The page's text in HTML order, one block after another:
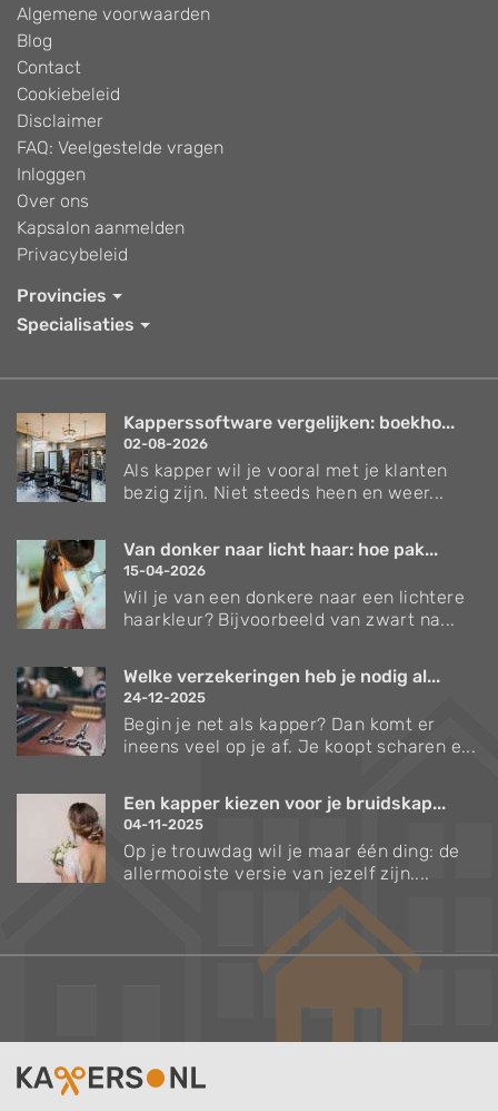
Algemene voorwaarden
Blog
Contact
Cookiebeleid
Disclaimer
FAQ: Veelgestelde vragen
Inloggen
Over ons
Kapsalon aanmelden
Privacybeleid
Provincies
Specialisaties
Kapperssoftware vergelijken: boekho...
02-08-2026
Als kapper wil je vooral met je klanten
bezig zijn. Niet steeds heen en weer...
Van donker naar licht haar: hoe pak...
15-04-2026
Wil je van een donkere naar een lichtere
haarkleur? Bijvoorbeeld van zwart na...
Welke verzekeringen heb je nodig al...
24-12-2025
Begin je net als kapper? Dan komt er
ineens veel op je af. Je koopt scharen e...
Een kapper kiezen voor je bruidskap...
04-11-2025
Op je trouwdag wil je maar één ding: de
allermooiste versie van jezelf zijn....